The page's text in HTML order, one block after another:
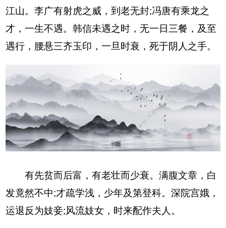
江山。李广有射虎之威，到老无封;冯唐有乘龙之
才，一生不遇。韩信未遇之时，无一日三餐，及至
遇行，腰悬三齐玉印，一旦时衰，死于阴人之手。
有先贫而后富，有老壮而少衰。满腹文章，白
发竟然不中;才疏学浅，少年及第登科。深院宫娥，
运退反为妓妾;风流妓女，时来配作夫人。